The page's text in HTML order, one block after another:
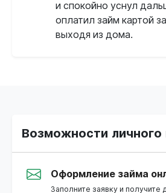
и спокойно уснул
оплатил займ картой
выходя из дома.
Возможности личного
Оформление займа
Заполните заявку и получите